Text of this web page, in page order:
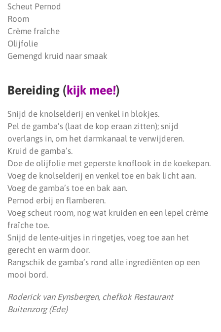
Scheut Pernod
Room
Crème fraîche
Olijfolie
Gemengd kruid naar smaak
Bereiding (kijk mee!)
Snijd de knolselderij en venkel in blokjes.
Pel de gamba’s (laat de kop eraan zitten); snijd
overlangs in, om het darmkanaal te verwijderen.
Kruid de gamba’s.
Doe de olijfolie met geperste knoflook in de koekepan.
Voeg de knolselderij en venkel toe en bak licht aan.
Voeg de gamba’s toe en bak aan.
Pernod erbij en flamberen.
Voeg scheut room, nog wat kruiden en een lepel crème
fraîche toe.
Snijd de lente-uitjes in ringetjes, voeg toe aan het
gerecht en warm door.
Rangschik de gamba’s rond alle ingrediënten op een
mooi bord.
Roderick van Eynsbergen, chefkok Restaurant
Buitenzorg (Ede)